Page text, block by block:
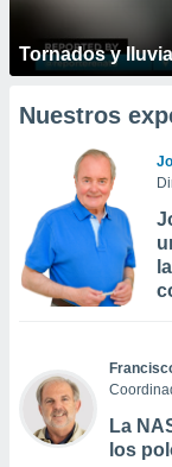
Tornados y
Nuestros
La
los